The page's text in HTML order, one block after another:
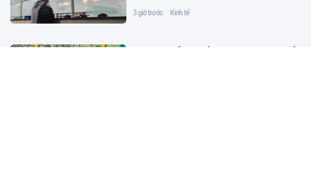
3 giờ trước Kinh tế